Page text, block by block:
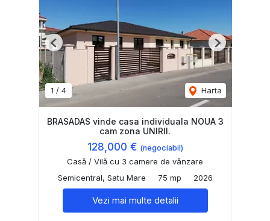
1 / 4 Harta
Previous Next
BRASADAS vinde casa individuala NOUA 3
cam zona UNIRII.
128,000 € (negociabil)
Casă / Vilă cu 3 camere de vânzare
Semicentral, Satu Mare
75 mp 2026
Vezi mai multe detalii